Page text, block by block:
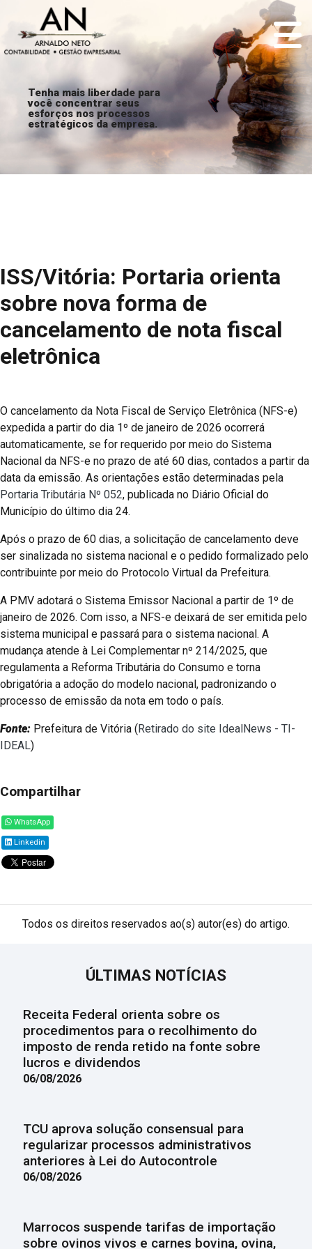
Tenha mais liberdade para
você concentrar seus
esforços nos processos
estratégicos da empresa.
ISS/Vitória: Portaria orienta
sobre nova forma de
cancelamento de nota fiscal
eletrônica
O cancelamento da Nota Fiscal de Serviço Eletrônica (NFS-e)
expedida a partir do dia 1º de janeiro de 2026 ocorrerá
automaticamente, se for requerido por meio do Sistema
Nacional da NFS-e no prazo de até 60 dias, contados a partir da
data da emissão. As orientações estão determinadas pela
Portaria Tributária Nº 052, publicada no Diário Oficial do
Município do último dia 24.
Após o prazo de 60 dias, a solicitação de cancelamento deve
ser sinalizada no sistema nacional e o pedido formalizado pelo
contribuinte por meio do Protocolo Virtual da Prefeitura.
A PMV adotará o Sistema Emissor Nacional a partir de 1º de
janeiro de 2026. Com isso, a NFS-e deixará de ser emitida pelo
sistema municipal e passará para o sistema nacional. A
mudança atende à Lei Complementar nº 214/2025, que
regulamenta a Reforma Tributária do Consumo e torna
obrigatória a adoção do modelo nacional, padronizando o
processo de emissão da nota em todo o país.
Fonte: Prefeitura de Vitória (Retirado do site IdealNews - TI-
IDEAL)
Compartilhar
WhatsApp
Linkedin
Todos os direitos reservados ao(s) autor(es) do artigo.
ÚLTIMAS NOTÍCIAS
Receita Federal orienta sobre os
procedimentos para o recolhimento do
imposto de renda retido na fonte sobre
lucros e dividendos
06/08/2026
TCU aprova solução consensual para
regularizar processos administrativos
anteriores à Lei do Autocontrole
06/08/2026
Marrocos suspende tarifas de importação
sobre ovinos vivos e carnes bovina, ovina,